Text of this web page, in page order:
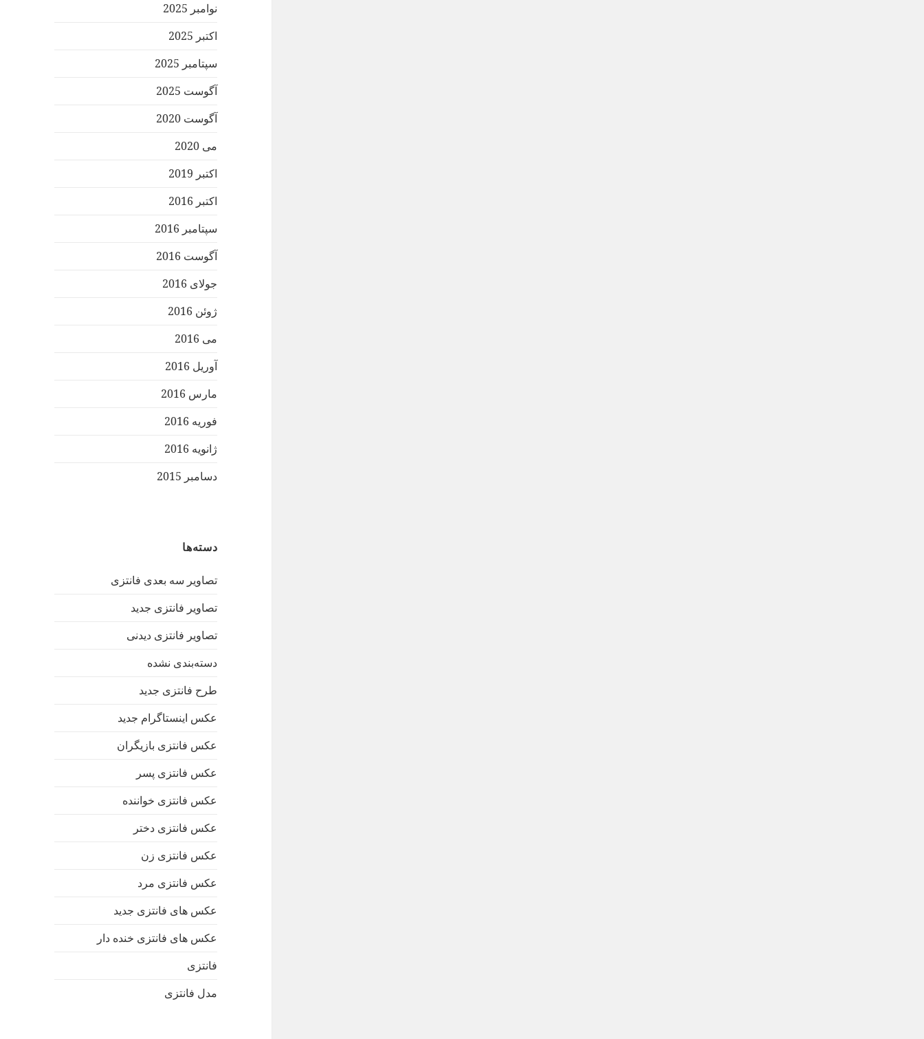
نوامبر 2025
اکتبر 2025
سپتامبر 2025
آگوست 2025
آگوست 2020
می 2020
اکتبر 2019
اکتبر 2016
سپتامبر 2016
آگوست 2016
جولای 2016
ژوئن 2016
می 2016
آوریل 2016
مارس 2016
فوریه 2016
ژانویه 2016
دسامبر 2015
دسته‌ها
تصاویر سه بعدی فانتزی
تصاویر فانتزی جدید
تصاویر فانتزی دیدنی
دسته‌بندی نشده
طرح فانتزی جدید
عکس اینستاگرام جدید
عکس فانتزی بازیگران
عکس فانتزی پسر
عکس فانتزی خواننده
عکس فانتزی دختر
عکس فانتزی زن
عکس فانتزی مرد
عکس های فانتزی جدید
عکس های فانتزی خنده دار
فانتزی
مدل فانتزی